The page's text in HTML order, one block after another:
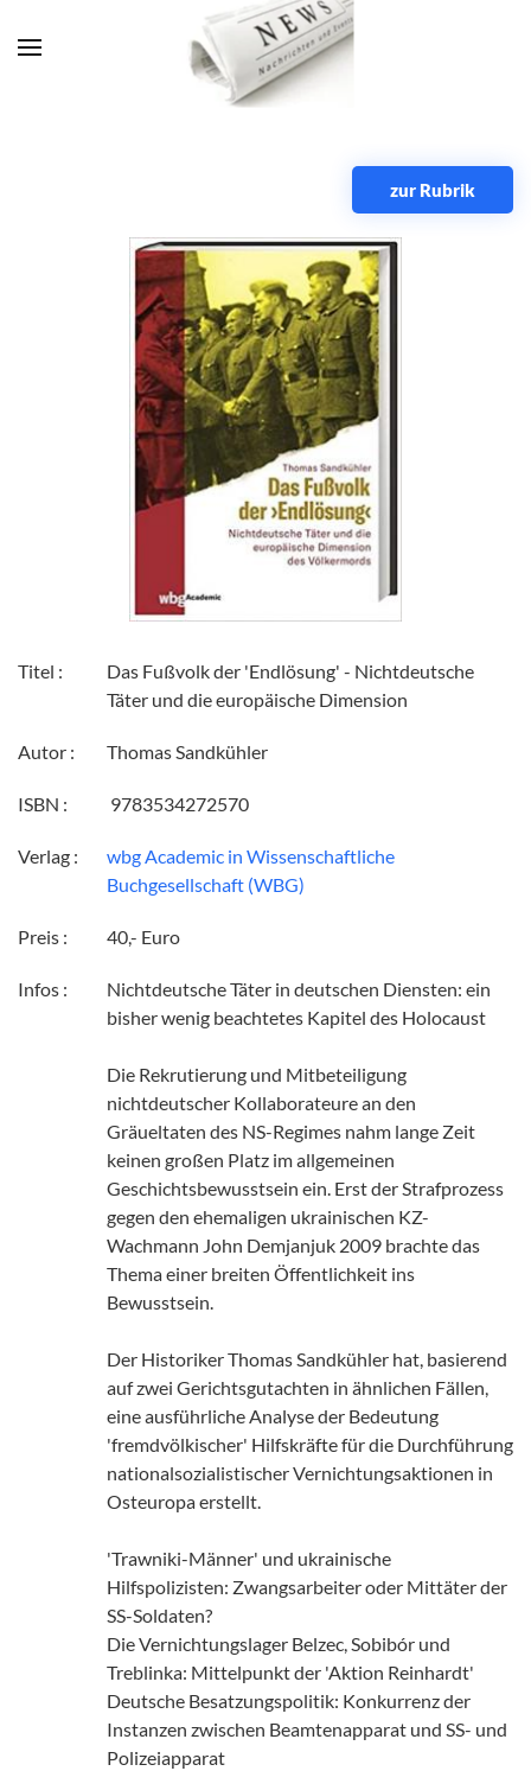
Zum Hauptinhalt springen
zur Rubrik
Titel :
Das Fußvolk der 'Endlösung' - Nichtdeutsche
Täter und die europäische Dimension
Autor : Thomas Sandkühler
ISBN : ‎ 9783534272570
Verlag :
wbg Academic in Wissenschaftliche
Buchgesellschaft (WBG)
Preis : 40,- Euro
Infos :
Nichtdeutsche Täter in deutschen Diensten: ein
bisher wenig beachtetes Kapitel des Holocaust
Die Rekrutierung und Mitbeteiligung
nichtdeutscher Kollaborateure an den
Gräueltaten des NS-Regimes nahm lange Zeit
keinen großen Platz im allgemeinen
Geschichtsbewusstsein ein. Erst der Strafprozess
gegen den ehemaligen ukrainischen KZ-
Wachmann John Demjanjuk 2009 brachte das
Thema einer breiten Öffentlichkeit ins
Bewusstsein.
Der Historiker Thomas Sandkühler hat, basierend
auf zwei Gerichtsgutachten in ähnlichen Fällen,
eine ausführliche Analyse der Bedeutung
'fremdvölkischer' Hilfskräfte für die Durchführung
nationalsozialistischer Vernichtungsaktionen in
Osteuropa erstellt.
'Trawniki-Männer' und ukrainische
Hilfspolizisten: Zwangsarbeiter oder Mittäter der
SS-Soldaten?
Die Vernichtungslager Belzec, Sobibór und
Treblinka: Mittelpunkt der 'Aktion Reinhardt'
Deutsche Besatzungspolitik: Konkurrenz der
Instanzen zwischen Beamtenapparat und SS- und
Polizeiapparat